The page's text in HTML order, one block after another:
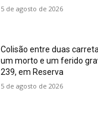
5 de agosto de 2026
Colisão entre duas
um morto e um ferido
239, em Reserva
5 de agosto de 2026